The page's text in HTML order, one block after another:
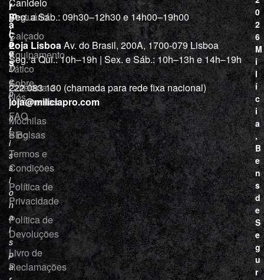
í
c
i
a
“
D
e
p
r
o
f
i
s
s
i
o
n
a
i
s
p
a
Vestuário
Calçado
Equipamento
Tático
Cutelaria e
ferramentas
Mochilas
e Bolsas
r
m
a
ç
õ
e
s
Sobre
Nós
FAQ
Blog
Termos e
Condições
Política de
Privacidade
Política de
Devoluções
Livro de
Reclamações
Seg. a Sáb.: 09h30–12h30 e 14h00–19h00
Loja LisboaAv. do Brasil, 200A, 1700-079 Lisboa
Seg. a Qui.: 10h–19h | Sex. e Sáb.: 10h–13h e 14h–19h
222 083 130 (chamada para rede fixa nacional)
loja@miliciapro.com
0
2
6
M
i
l
í
c
i
a
,
B
e
n
s
d
e
S
e
g
u
r